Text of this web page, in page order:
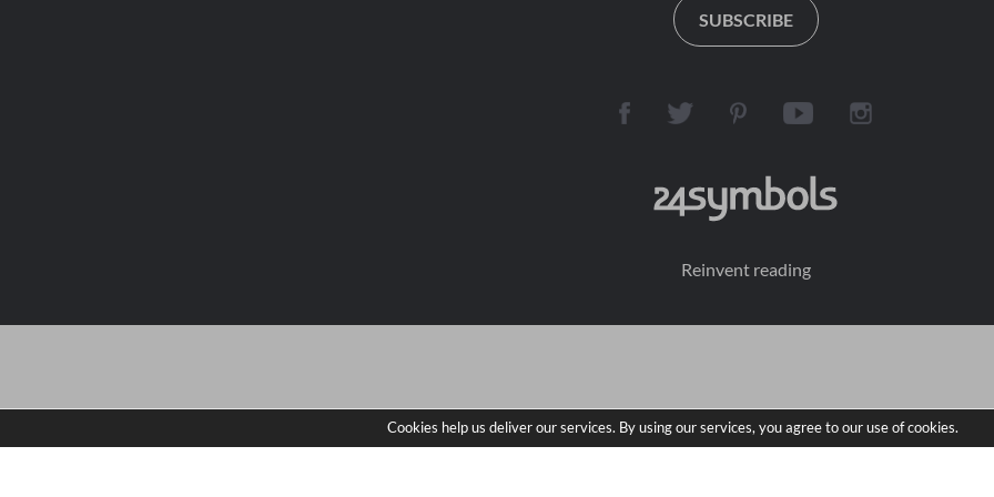
Cookies help us deliver our services. By using our services, you agree to our use of cookies.
SUBSCRIBE
Reinvent reading